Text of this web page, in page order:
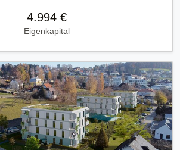
4.994 €
Eigenkapital